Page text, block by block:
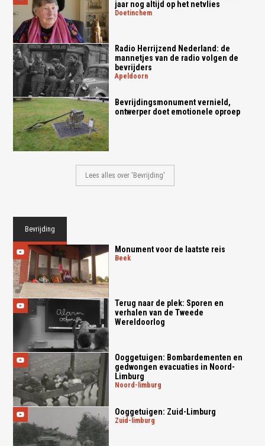
jaar nog altijd op het netvlies
doetinchem
Radio Herrijzend Nederland: de
mannetjes van de radio volgen de
bevrijders
apeldoorn
Bevrijdingsmonument vernield,
ontwerper doet emotionele oproep
Lees alles over 'Bevrijding'
Bevrijding
Monument voor de laatste reis
beek
Terug naar de plek: Sporen en
verhalen van de Tweede
Wereldoorlog
Ooggetuigen: Bombardementen en
gedwongen evacuaties in Noord-
Limburg
noord-limburg
Ooggetuigen: Zuid-Limburg
zuid-limburg